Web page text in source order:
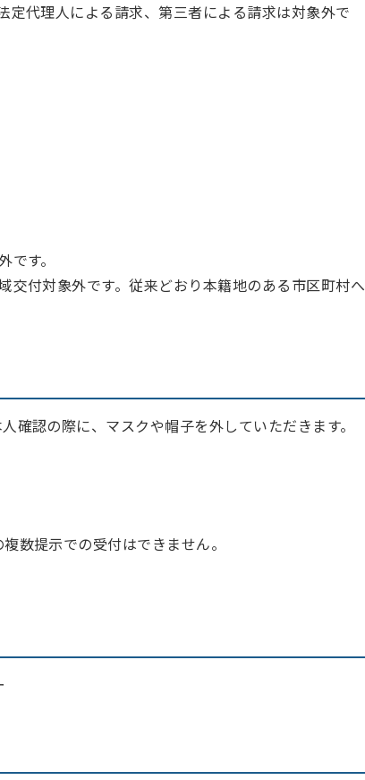
定代理人による請求、第三者による請求は対象外で
す。
交付対象外です。従来どおり本籍地のある市区町村へ
確認の際に、マスクや帽子を外していただきます。
数提示での受付はできません。